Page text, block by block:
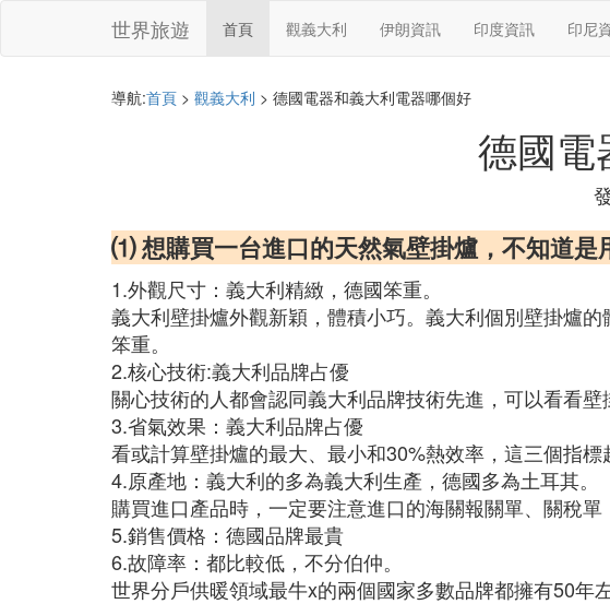
世界旅遊 首頁 觀義大利 伊朗資訊 印度資訊 印尼
導航:首頁 > 觀義大利 > 德國電器和義大利電器哪個好
德國電
⑴ 想購買一台進口的天然氣壁掛爐，不知道是
1.外觀尺寸：義大利精緻，德國笨重。
義大利壁掛爐外觀新穎，體積小巧。義大利個別壁掛爐
笨重。
2.核心技術:義大利品牌占優
關心技術的人都會認同義大利品牌技術先進，可以看看
3.省氣效果：義大利品牌占優
看或計算壁掛爐的最大、最小和30%熱效率，這三個指標
4.原產地：義大利的多為義大利生產，德國多為土耳其。
購買進口產品時，一定要注意進口的海關報關單、關稅單
5.銷售價格：德國品牌最貴
6.故障率：都比較低，不分伯仲。
世界分戶供暖領域最牛x的兩個國家多數品牌都擁有50年